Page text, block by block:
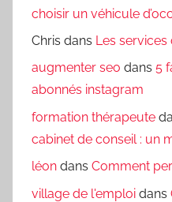
choisir un véhicule
Chris dans Les
augmenter seo dans 5
abonnés instagram
formation thérapeute
cabinet de conseil : un
léon dans Comment
village de l'emploi dans